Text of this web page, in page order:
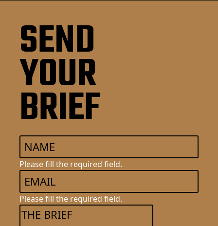
SEND
YOUR
BRIEF
Please fill the required field.
Please fill the required field.